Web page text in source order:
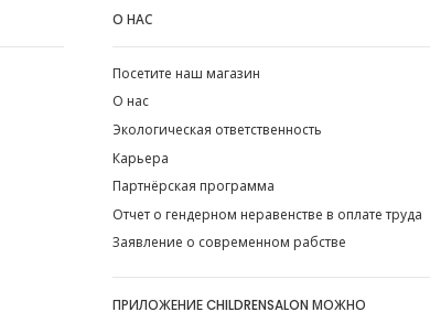
О НАС
Посетите наш магазин
О нас
Экологическая ответственность
Карьера
Партнёрская программа
Отчет о гендерном неравенстве в оплате труда
Заявление о современном рабстве
ПРИЛОЖЕНИЕ CHILDRENSALON МОЖНО